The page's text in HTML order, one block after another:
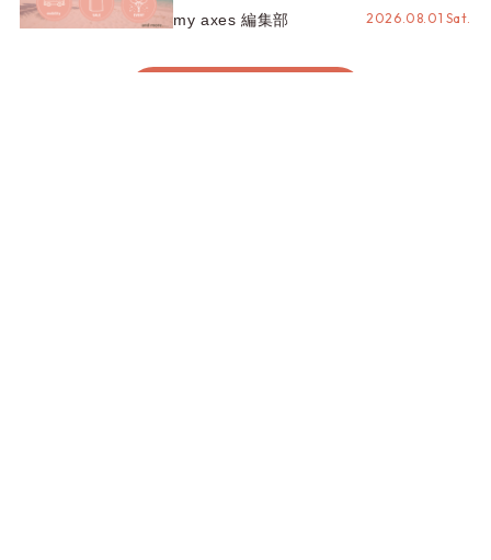
REZEN POPUPから、プチYour
Stage.、ティーパーティまで！8月
my axes 編集部 2026.08.01 Sat.